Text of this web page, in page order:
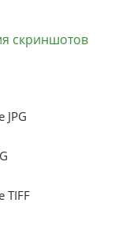
скриншотов
TIFF